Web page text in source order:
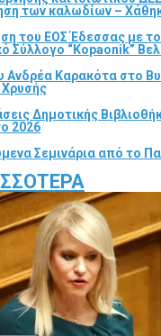
των καλωδίων –
του ΕΟΣ Έδεσσας με
Σύλλογο “Kopaonik”
Ανδρέα Καρακότα στο
Δημοτικής
2026
Σεμινάρια από το